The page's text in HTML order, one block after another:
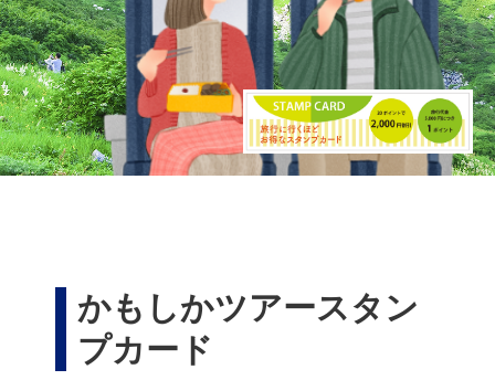
かもしかツアースタン
プカード